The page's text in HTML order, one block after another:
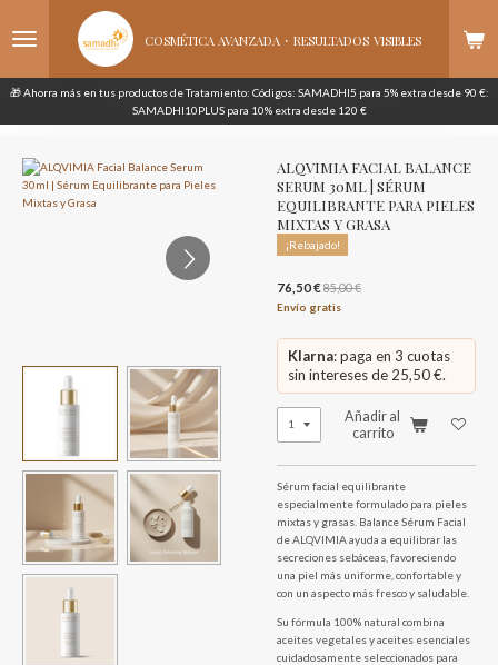
al
COSMÉTICA AVANZADA· RESULTADOS VISIBLES
🎁 Ahorra más en tus productos de Tratamiento: Códigos: SAMADHI5 para 5% extra desde 90 €:
SAMADHI10PLUS para 10% extra desde 120 €
ALQVIMIA FACIAL BALANCE
SERUM 30ML | SÉRUM
EQUILIBRANTE PARA PIELES
MIXTAS Y GRASA
¡Rebajado!
76,50 € 85,00 €
Envío gratis
Klarna: paga en 3 cuotas
sin intereses de 25,50 €.
Añadir al
carrito
Sérum facial equilibrante
especialmente formulado para pieles
mixtas y grasas. Balance Sérum Facial
de ALQVIMIA ayuda a equilibrar las
secreciones sebáceas, favoreciendo
una piel más uniforme, confortable y
con un aspecto más fresco y saludable.
Su fórmula 100% natural combina
aceites vegetales y aceites esenciales
cuidadosamente seleccionados para